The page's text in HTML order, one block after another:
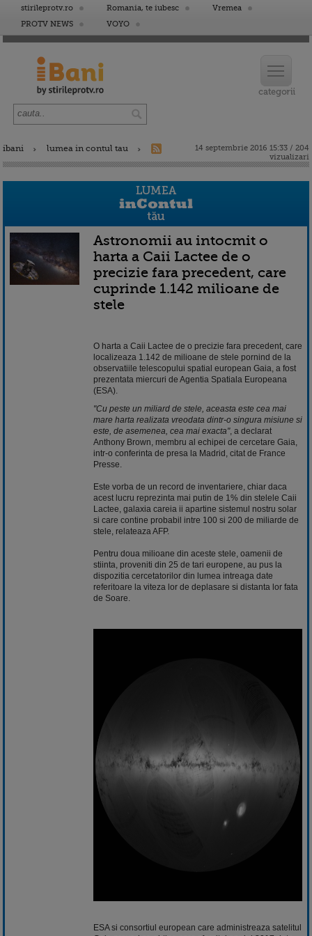
stirileprotv.ro Romania, te iubesc
Vremea
PROTV NEWS
VOYO
ibani lumea in contul tau
14 septembrie 2016 15:33 / 204
vizualizari
Astronomii au intocmit o
harta a Caii Lactee de o
precizie fara precedent, care
cuprinde 1.142 milioane de
stele
O harta a Caii Lactee de o precizie fara precedent, care
localizeaza 1.142 de milioane de stele pornind de la
observatiile telescopului spatial european Gaia, a fost
prezentata miercuri de Agentia Spatiala Europeana
(ESA).
"Cu peste un miliard de stele, aceasta este cea mai
mare harta realizata vreodata dintr-o singura misiune si
este, de asemenea, cea mai exacta", a declarat
Anthony Brown, membru al echipei de cercetare Gaia,
intr-o conferinta de presa la Madrid, citat de France
Presse.
Este vorba de un record de inventariere, chiar daca
acest lucru reprezinta mai putin de 1% din stelele Caii
Lactee, galaxia careia ii apartine sistemul nostru solar
si care contine probabil intre 100 si 200 de miliarde de
stele, relateaza AFP.
Pentru doua milioane din aceste stele, oamenii de
stiinta, proveniti din 25 de tari europene, au pus la
dispozitia cercetatorilor din lumea intreaga date
referitoare la viteza lor de deplasare si distanta lor fata
de Soare.
ESA si consortiul european care administreaza satelitul